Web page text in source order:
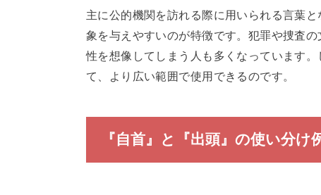
主に公的機関を訪れる際に用いられる言葉
象を与えやすいのが特徴です。犯罪や捜査
性を想像してしまう人も多くなっています
て、より広い範囲で使用できるのです。
『自首』と『出頭』の使い分け